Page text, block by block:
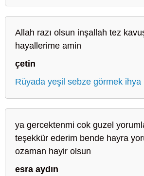
Allah razı olsun inşallah tez
hayallerime amin
çetin
Rüyada yeşil sebze görmek ihya
ya gercektenmi cok guzel
teşekkür ederim bende hayra
ozaman hayir olsun
esra aydın